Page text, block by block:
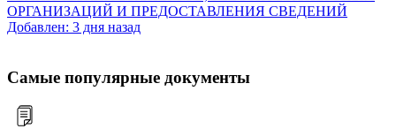
ОРГАНИЗАЦИЙ И ПРЕДОСТАВЛЕНИЯ СВЕДЕНИЙ
Добавлен: 3 дня назад
Самые популярные документы